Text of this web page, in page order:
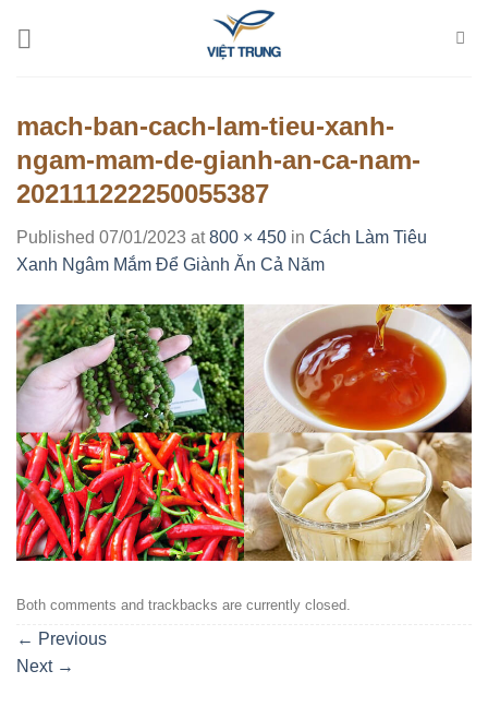
mach-ban-cach-lam-tieu-xanh-
ngam-mam-de-gianh-an-ca-nam-
202111222250055387
Published 07/01/2023 at800 × 450 in Cách Làm Tiêu
Xanh Ngâm Mắm Để Giành Ăn Cả Năm
Both comments and trackbacks are currently closed.
← Previous
Next →